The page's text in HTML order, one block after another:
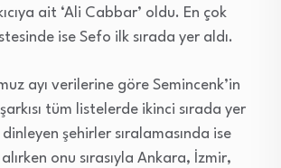
ait ‘Ali Cabbar’ oldu. En çok
ise Sefo ilk sırada yer aldı.
ayı verilerine göre Semincenk’in
tüm listelerde ikinci sırada yer
dinleyen şehirler sıralamasında ise
alırken onu sırasıyla Ankara, İzmir,